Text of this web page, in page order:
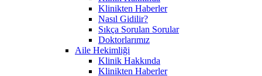
Klinikten Haberler
Nasıl Gidilir?
Sıkça Sorulan Sorular
Doktorlarımız
Aile Hekimliği
Klinik Hakkında
Klinikten Haberler